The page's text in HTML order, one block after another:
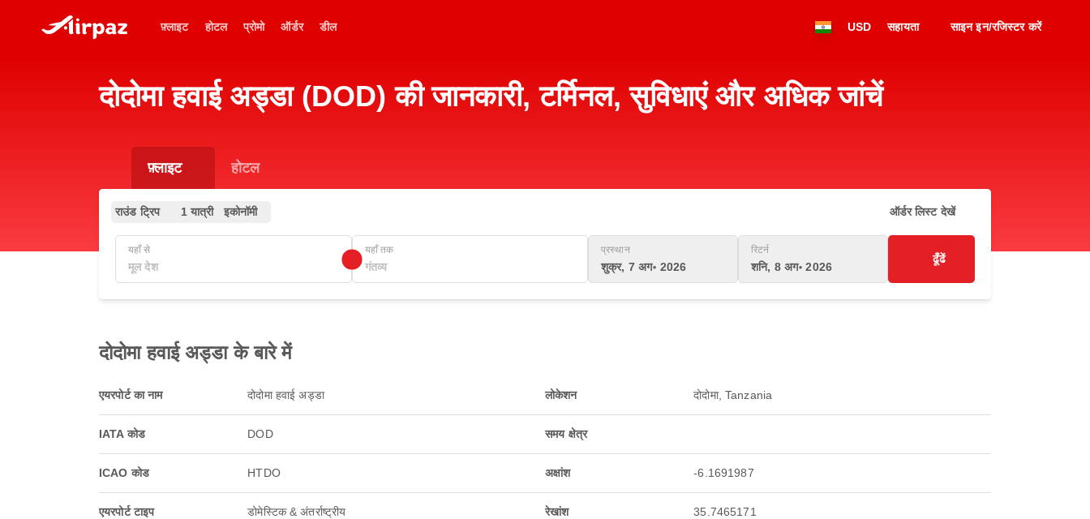
फ़्लाइट होटल प्रोमो ऑर्डर डील USD सहायता साइन इन/रजिस्टर करें
दोदोमा हवाई अड्डा (DOD) की जानकारी, टर्मिनल, सुविधाएं और अधिक जांचें
फ़्लाइट होटल
राउंड ट्रिप 1 यात्री इकोनॉमी ऑर्डर लिस्ट देखें
यहाँ से यहाँ तक प्रस्थान
शुक्र, 7 अग॰ 2026
रिटर्न
शनि, 8 अग॰ 2026
ढूँढें
दोदोमा हवाई अड्डा के बारे में
एयरपोर्ट का नाम दोदोमा हवाई अड्डा
IATA कोड DOD
ICAO कोड HTDO
एयरपोर्ट टाइप डोमेस्टिक & अंतर्राष्ट्रीय
लोकेशन दोदोमा, Tanzania
समय क्षेत्र
अक्षांश -6.1691987
रेखांश 35.7465171